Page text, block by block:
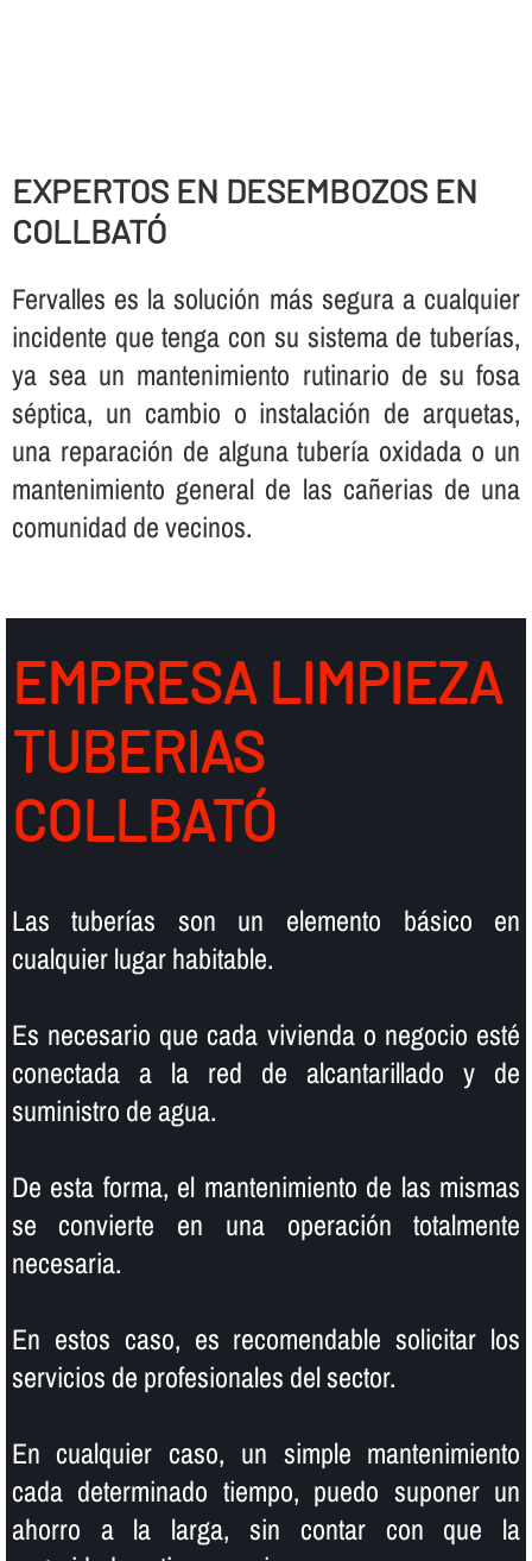
EXPERTOS EN DESEMBOZOS EN
COLLBATÓ
Fervalles es la solución más segura a cualquier
incidente que tenga con su sistema de tuberí­as,
ya sea un mantenimiento rutinario de su fosa
séptica, un cambio o instalación de arquetas,
una reparación de alguna tuberí­a oxidada o un
mantenimiento general de las cañerias de una
comunidad de vecinos.
EMPRESA LIMPIEZA
TUBERIAS
COLLBATÓ
Las tuberí­as son un elemento básico en
cualquier lugar habitable.
Es necesario que cada vivienda o negocio esté
conectada a la red de alcantarillado y de
suministro de agua.
De esta forma, el mantenimiento de las mismas
se convierte en una operación totalmente
necesaria.
En estos caso, es recomendable solicitar los
servicios de profesionales del sector.
En cualquier caso, un simple mantenimiento
cada determinado tiempo, puedo suponer un
ahorro a la larga, sin contar con que la